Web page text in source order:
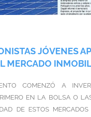
JÓVENES
MERCADO
COMENZÓ A
EN LA BOLSA O
DE ESTOS